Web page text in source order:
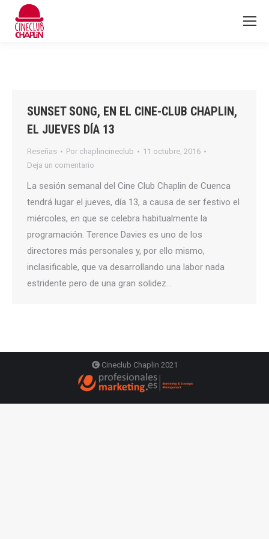
SUNSET SONG, EN EL CINE-CLUB CHAPLIN,
EL JUEVES DÍA 13
Reseñas Por chaplincineclub
11 octubre, 2016
Deja un comentario
La sesión semanal del Cine Club Chaplin de Cuenca
tendrá lugar el jueves, día 13, a causa de ser festivo el
miércoles, en que se celebra habitualmente la
programación. Terence Davies es uno de los
directores más personales y, por ello mismo,
inclasificable, que va desarrollando una labor nada
estridente pero de una gran solidez…
Cineclub Chaplin 2021